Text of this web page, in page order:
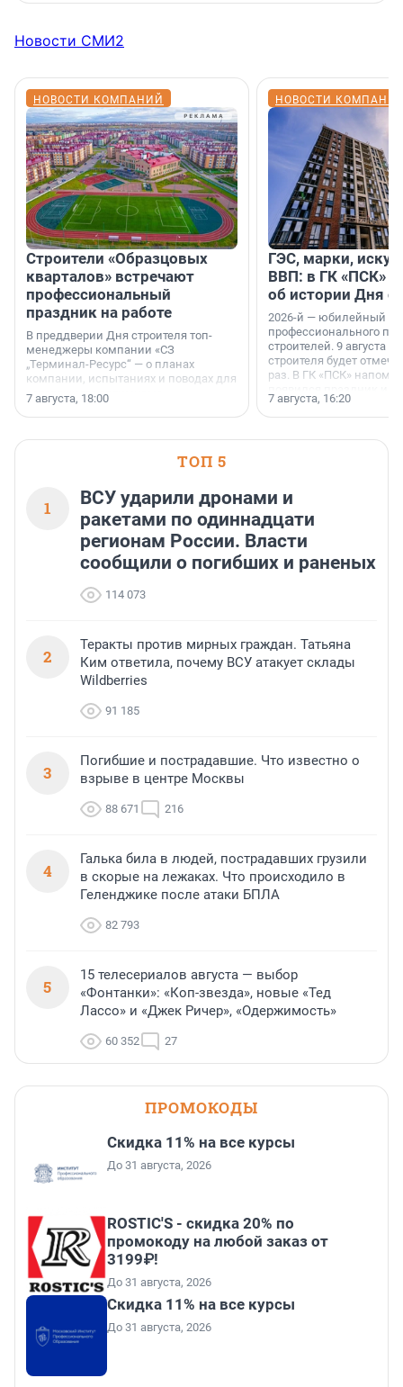
Новости СМИ2
НОВОСТИ КОМПАНИЙ
Строители «Образцовых
кварталов» встречают
профессиональный
праздник на работе
В преддверии Дня строителя топ-
менеджеры компании «СЗ
„Терминал-Ресурс“ — о планах
компании, испытаниях и поводах для
осторожного оптимизма.
7 августа, 18:00
НОВОСТИ
ГЭС, марки,
ВВП: в ГК «ПСК»
об истории Дня
2026-й — юбилейный
профессионального
строителей. 9 августа
строителя будет
раз. В ГК «ПСК»
поменялась роль
7 августа, 16:20
ТОП 5
1
ВСУ ударили дронами и
ракетами по одиннадцати
регионам России. Власти
сообщили о погибших и раненых
114 073
2
Теракты против мирных граждан. Татьяна
Ким ответила, почему ВСУ атакует склады
Wildberries
91 185
3
Погибшие и пострадавшие. Что известно о
взрыве в центре Москвы
88 671 216
4
Галька била в людей, пострадавших грузили
в скорые на лежаках. Что происходило в
Геленджике после атаки БПЛА
82 793
5
15 телесериалов августа — выбор
«Фонтанки»: «Коп-звезда», новые «Тед
Лассо» и «Джек Ричер», «Одержимость»
60 352 27
ПРОМОКОДЫ
Скидка 11% на все курсы
До 31 августа, 2026
ROSTIC'S - скидка 20% по
промокоду на любой заказ от
3199₽!
До 31 августа, 2026
Скидка 11% на все курсы
До 31 августа, 2026